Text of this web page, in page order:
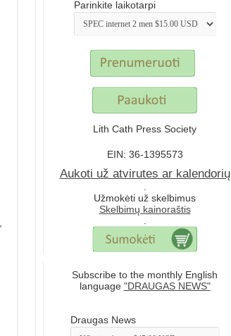
Parinkite laikotarpi
Lith Cath Press Society
EIN: 36-1395573
Aukoti už atvirutes ar kalendorių
.
Užmokėti už skelbimus
Skelbimų kainoraštis
.
Subscribe to the monthly English
language "DRAUGAS NEWS"
Draugas News